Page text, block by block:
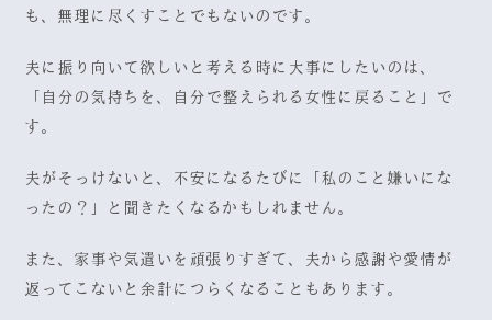
も、無理に尽くすことでもないのです。
夫に振り向いて欲しいと考える時に大事にしたいのは、
「自分の気持ちを、自分で整えられる女性に戻ること」で
す。
夫がそっけないと、不安になるたびに「私のこと嫌いにな
ったの？」と聞きたくなるかもしれません。
また、家事や気遣いを頑張りすぎて、夫から感謝や愛情が
返ってこないと余計につらくなることもあります。